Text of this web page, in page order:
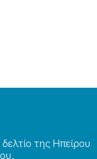
της Ηπείρου